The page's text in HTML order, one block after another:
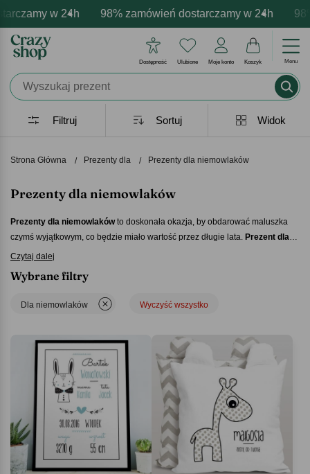
w 24h 98% zamówień dostarczamy w 24h 98%
produktów Profesjonalna i darmowa
- zawsze udane prezenty Prezentujemy pozytywne
Dostępność Ulubione Moje konto Koszyk Menu
Strona Główna Prezenty dla Prezenty dla niemowlaków
Prezenty dla niemowlaków
Prezenty dla niemowlakówto doskonała okazja, by obdarować maluszka
czymś wyjątkowym, co będzie miało wartość przez długie lata. Prezent dla
niemowlaka
postawić na produkty, które są bezpieczne, praktyczne i odpowiednie dla
wieku dziecka. Dzięki odpowiedniemu doborowi upominku, każda okazja
staje się wyjątkowa, a prezent zyskuje szczególne znaczenie.
Czytaj dalej
Filtruj Widok
Sortuj
Wybrane filtry
Dla niemowlaków Wyczyść wszystko